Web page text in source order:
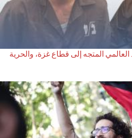
المتجه إلى قطاع غزة، والحرية